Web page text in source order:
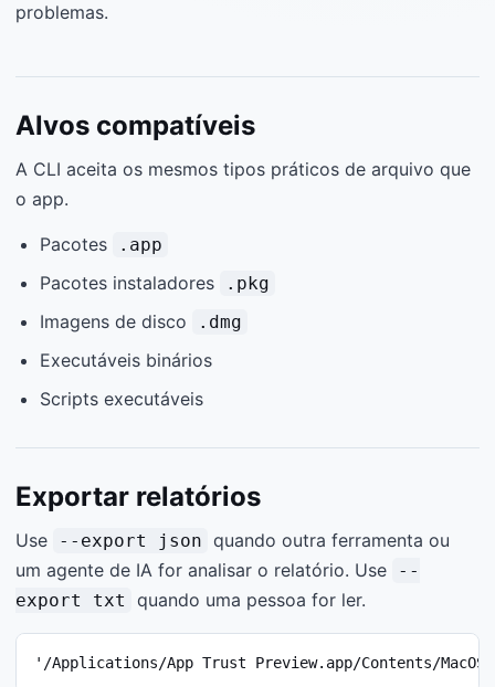
problemas.
Alvos compatíveis
A CLI aceita os mesmos tipos práticos de arquivo que
o app.
Pacotes .app
Pacotes instaladores .pkg
Imagens de disco .dmg
Executáveis binários
Scripts executáveis
Exportar relatórios
Use --export json quando outra ferramenta ou
um agente de IA for analisar o relatório. Use
--
export txt
quando uma pessoa for ler.
'/Applications/App Trust Preview.app/Contents/